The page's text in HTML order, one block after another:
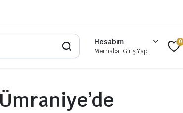
Hesabım
Merhaba, Giriş Yap
0